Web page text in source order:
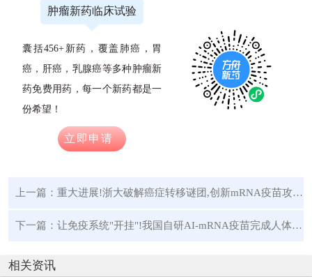
肿瘤新药临床试验
囊括456+新药，覆盖肺癌，胃
癌，肝癌，乳腺癌等多种肿瘤新
药免费用药，每一个新药都是一
份希望！
立即申请
上一篇： 重大进展!浙大破解癌症转移谜团,创新mRNA疫苗攻克转移壁垒!现惠及肺癌、胰腺癌、黑色素瘤等
下一篇： 让免疫系统"开挂"!我国自研AI-mRNA疫苗完成人体注射,治愈癌症或成现实!
相关资讯